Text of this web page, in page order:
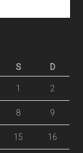
S D
1 2
8 9
15 16